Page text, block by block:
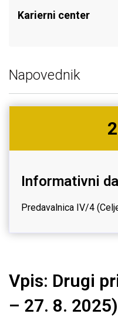
Karierni center
Napovednik
Informativni
Predavalnica IV/4
Vpis: Drugi
– 27. 8. 2025)